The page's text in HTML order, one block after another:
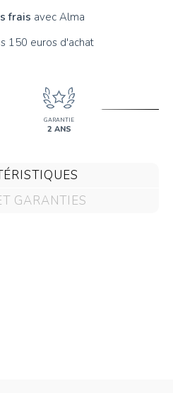
frais avec Alma
150 euros d'achat
GARANTIE
2 ANS
GARANTIES